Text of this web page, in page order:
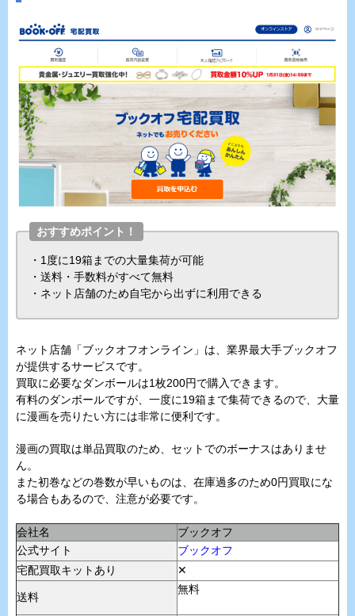
おすすめポイント！
・1度に19箱までの大量集荷が可能
・送料・手数料がすべて無料
・ネット店舗のため自宅から出ずに利用できる
ネット店舗「ブックオフオンライン」は、業界最大手ブックオフ
が提供するサービスです。
買取に必要なダンボールは1枚200円で購入できます。
有料のダンボールですが、一度に19箱まで集荷できるので、大量
に漫画を売りたい方には非常に便利です。
漫画の買取は単品買取のため、セットでのボーナスはありませ
ん。
また初巻などの巻数が早いものは、在庫過多のため0円買取にな
る場合もあるので、注意が必要です。
会社名
ブックオフ
公式サイト
ブックオフ
宅配買取キットあり
✕
送料
無料